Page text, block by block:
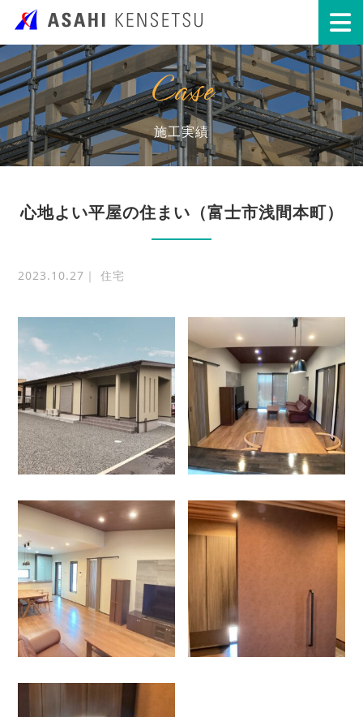
Case
施工実績
心地よい平屋の住まい（富士市浅間本町）
2023.10.27｜ 住宅